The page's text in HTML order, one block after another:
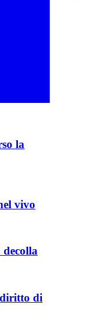
la
vivo
decolla
di